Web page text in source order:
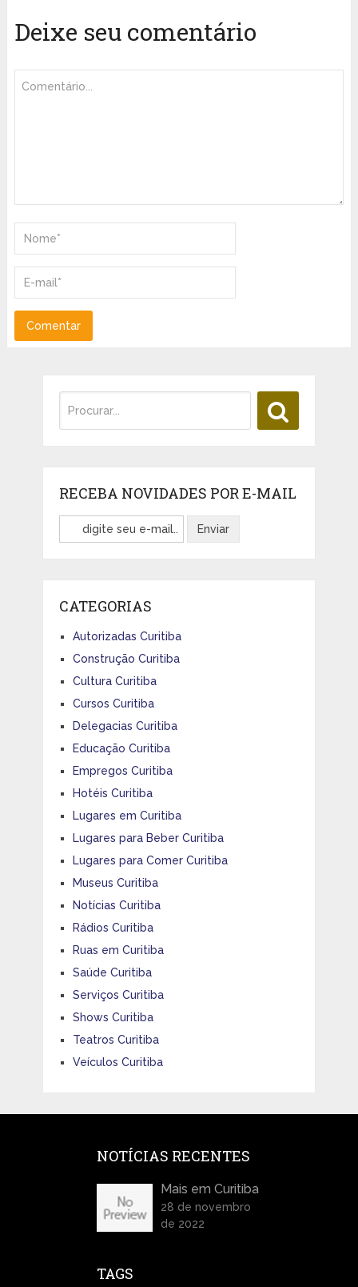
Deixe seu comentário
RECEBA NOVIDADES POR E-MAIL
CATEGORIAS
Autorizadas Curitiba
Construção Curitiba
Cultura Curitiba
Cursos Curitiba
Delegacias Curitiba
Educação Curitiba
Empregos Curitiba
Hotéis Curitiba
Lugares em Curitiba
Lugares para Beber Curitiba
Lugares para Comer Curitiba
Museus Curitiba
Notícias Curitiba
Rádios Curitiba
Ruas em Curitiba
Saúde Curitiba
Serviços Curitiba
Shows Curitiba
Teatros Curitiba
Veículos Curitiba
NOTÍCIAS RECENTES
Mais em Curitiba
28 de novembro
de 2022
TAGS